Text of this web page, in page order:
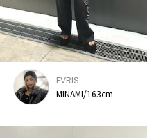
EVRIS
MINAMI/163cm